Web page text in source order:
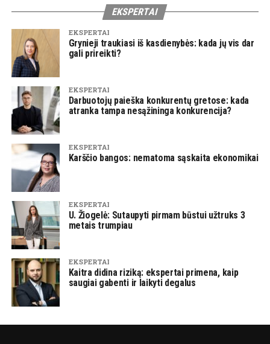
EKSPERTAI
EKSPERTAI
Grynieji traukiasi iš kasdienybės: kada jų vis dar
gali prireikti?
EKSPERTAI
Darbuotojų paieška konkurentų gretose: kada
atranka tampa nesąžininga konkurencija?
EKSPERTAI
Karščio bangos: nematoma sąskaita ekonomikai
EKSPERTAI
U. Žiogelė: Sutaupyti pirmam būstui užtruks 3
metais trumpiau
EKSPERTAI
Kaitra didina riziką: ekspertai primena, kaip
saugiai gabenti ir laikyti degalus